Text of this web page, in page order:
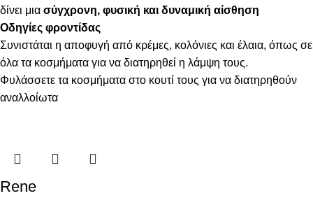
δίνει μια σύγχρονη, φυσική και δυναμική αίσθηση
Οδηγίες φροντίδας
Συνιστάται η αποφυγή από κρέμες, κολόνιες και έλαια, όπως σε
όλα τα κοσμήματα για να διατηρηθεί η λάμψη τους.
Φυλάσσετε τα κοσμήματα στο κουτί τους για να διατηρηθούν
αναλλοίωτα
Rene